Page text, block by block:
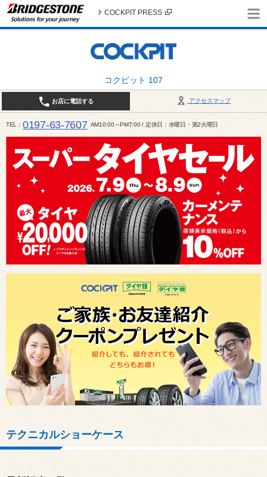
コクピット 107
COCKPIT PRESS
アクセスマップ
お店に電話する
TEL 0197-63-7607 AM10:00～PM7:00 / 定休日：水曜日・第2火曜日
テクニカルショーケース